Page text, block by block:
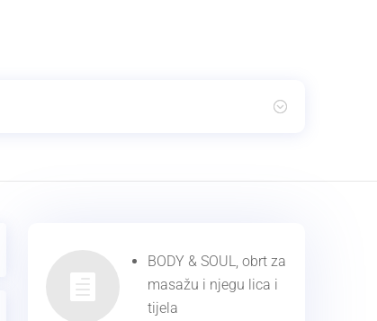
BODY & SOUL, obrt za
masažu i njegu lica i
tijela